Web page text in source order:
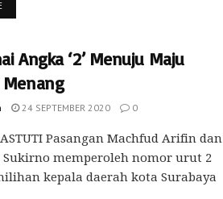
Angka ‘2’ Menuju Maju
24 SEPTEMBER 2020 0
Pasangan Machfud Arifin dan
memperoleh nomor urut 2
kepala daerah kota Surabaya